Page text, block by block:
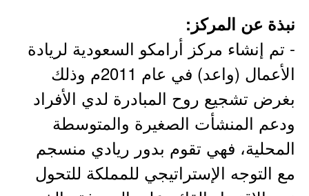
نبذة عن المركز:
- تم إنشاء مركز أرامكو السعودية لريادة
الأعمال (واعد) في عام 2011م وذلك
بغرض تشجيع روح المبادرة لدي الأفراد
ودعم المنشأت الصغيرة والمتوسطة
المحلية، فهي تقوم بدور ريادي منسجم
مع التوجه الإستراتيجي للمملكة للتحول